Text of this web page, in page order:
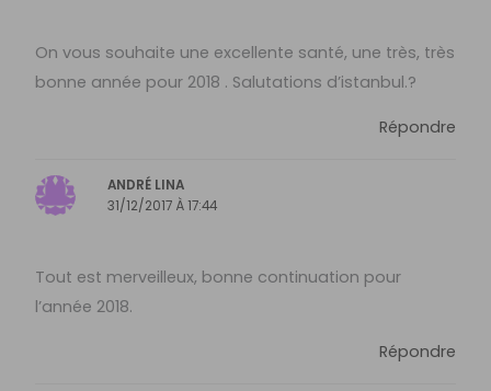
On vous souhaite une excellente santé, une très, très
bonne année pour 2018 . Salutations d’istanbul.?
Répondre
ANDRÉ LINA
31/12/2017 À 17:44
Tout est merveilleux, bonne continuation pour
l’année 2018.
Répondre